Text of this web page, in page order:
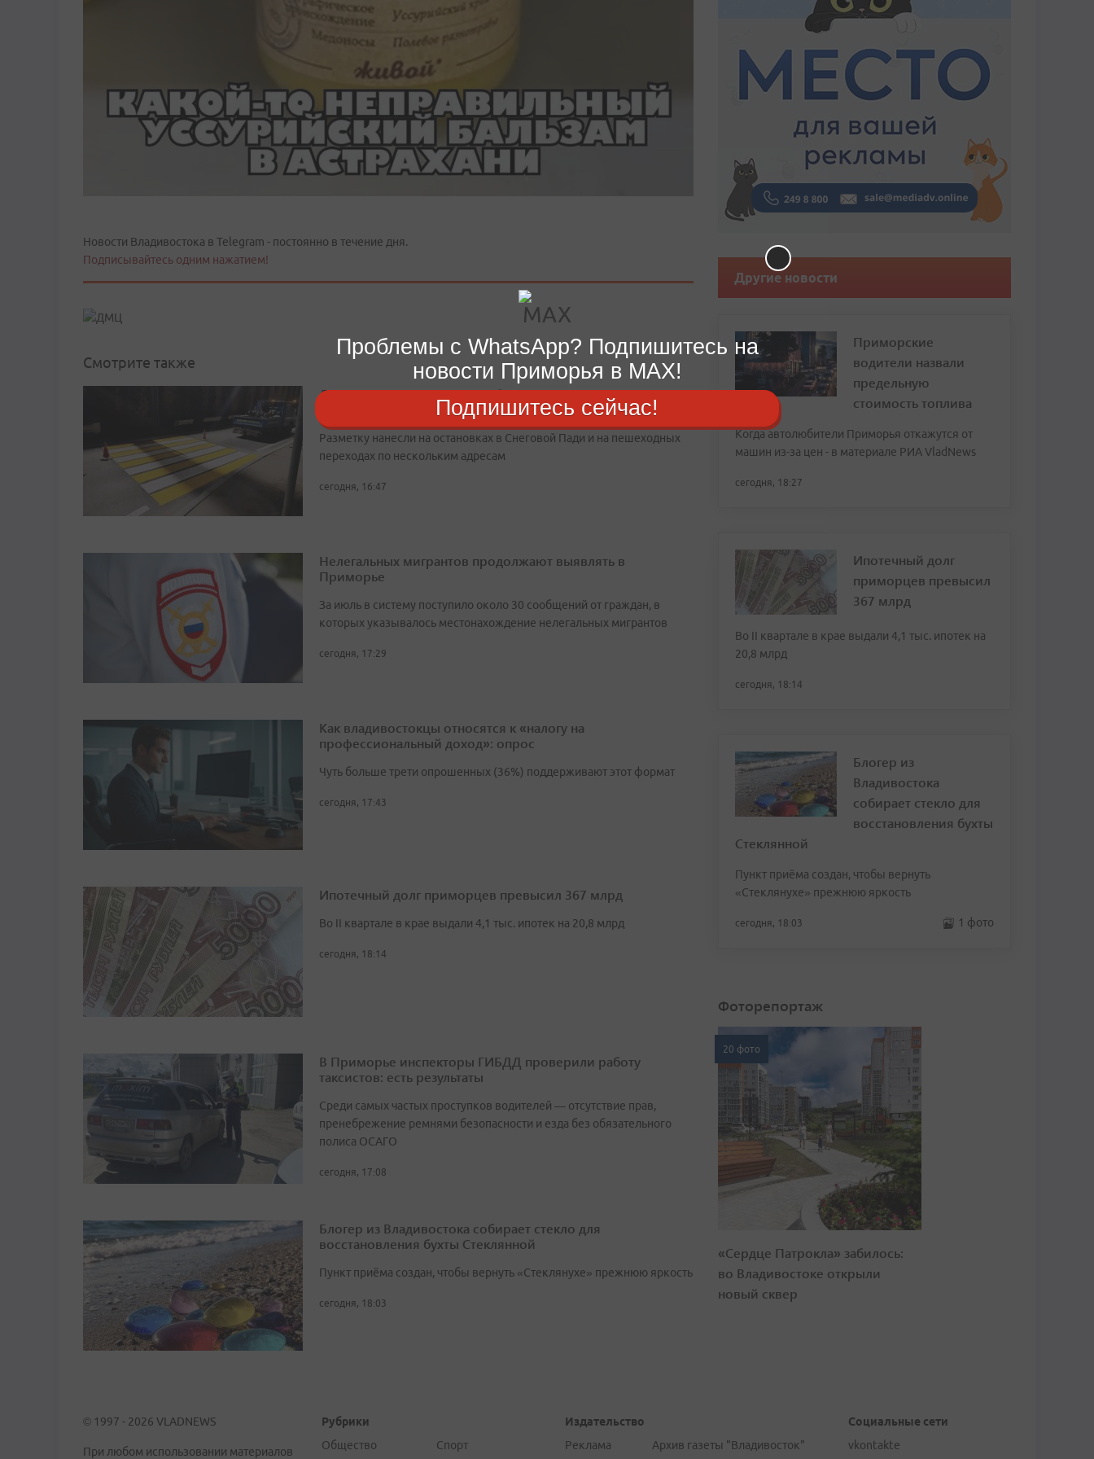
Новости Владивостока в Telegram - постоянно в течение дня.
Подписывайтесь одним нажатием!
Смотрите также
Дорожники Владивостока обновляют разметку на улицах
Разметку нанесли на остановках в Снеговой Пади и на пешеходных
переходах по нескольким адресам
сегодня, 16:47
Нелегальных мигрантов продолжают выявлять в
Приморье
За июль в систему поступило около 30 сообщений от граждан, в
которых указывалось местонахождение нелегальных мигрантов
сегодня, 17:29
Как владивостокцы относятся к «налогу на
профессиональный доход»: опрос
Чуть больше трети опрошенных (36%) поддерживают этот формат
сегодня, 17:43
Ипотечный долг приморцев превысил 367 млрд
Во II квартале в крае выдали 4,1 тыс. ипотек на 20,8 млрд
сегодня, 18:14
В Приморье инспекторы ГИБДД проверили работу
таксистов: есть результаты
Среди самых частых проступков водителей — отсутствие прав,
пренебрежение ремнями безопасности и езда без обязательного
полиса ОСАГО
сегодня, 17:08
Блогер из Владивостока собирает стекло для
восстановления бухты Стеклянной
Пункт приёма создан, чтобы вернуть «Стеклянухе» прежнюю яркость
сегодня, 18:03
Другие новости
Приморские
водители назвали
предельную
стоимость топлива
Когда автолюбители Приморья откажутся от
машин из-за цен - в материале РИА VladNews
сегодня, 18:27
Ипотечный долг
приморцев превысил
367 млрд
Во II квартале в крае выдали 4,1 тыс. ипотек на
20,8 млрд
сегодня, 18:14
Блогер из
Владивостока
собирает стекло для
восстановления бухты
Стеклянной
Пункт приёма создан, чтобы вернуть
«Стеклянухе» прежнюю яркость
сегодня, 18:03 1 фото
Фоторепортаж
20 фото
«Сердце Патрокла» забилось:
во Владивостоке открыли
новый сквер
© 1997 - 2026 VLADNEWS
При любом использовании материалов
Рубрики
Общество
Спорт
Издательство
Реклама
Архив газеты "Владивосток"
Социальные сети
vkontakte
Проблемы с WhatsApp? Подпишитесь на
новости Приморья в MAX!
Подпишитесь сейчас!